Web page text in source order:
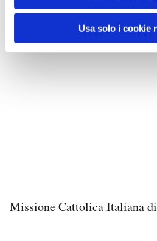
Usa solo i cookie
Missione Cattolica Italiana